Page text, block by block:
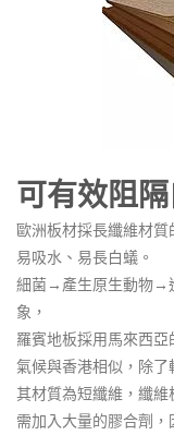
可有效阻
歐洲板材採長纖維材質
易吸水、易長白蟻。
細菌→產生原生動物→
象，
羅賓地板採用馬來西亞
氣候與香港相似，除了
其材質為短纖維，纖維
需加入大量的膠合劑，